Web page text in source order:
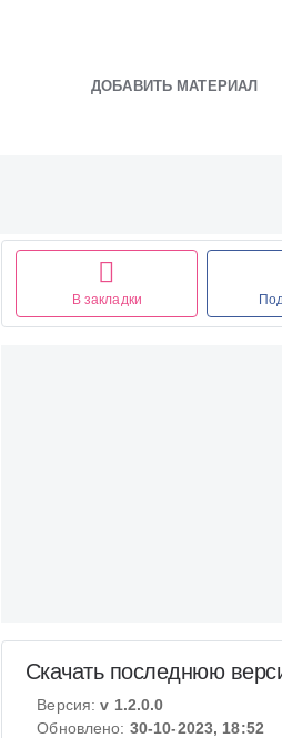
ДОБАВИТЬ МАТЕРИАЛ
В закладки
Скачать последнюю
Версия:v 1.2.0.0
Обновлено: 30-10-2023, 18:52